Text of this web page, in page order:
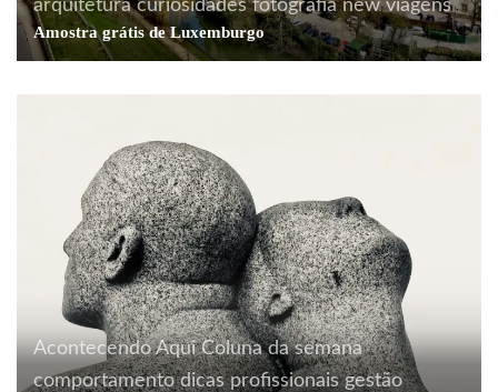
arquitetura curiosidades fotografia new viagens
Amostra grátis de Luxemburgo
Acontecendo Aqui Coluna da semana
comportamento dicas profissionais gestão